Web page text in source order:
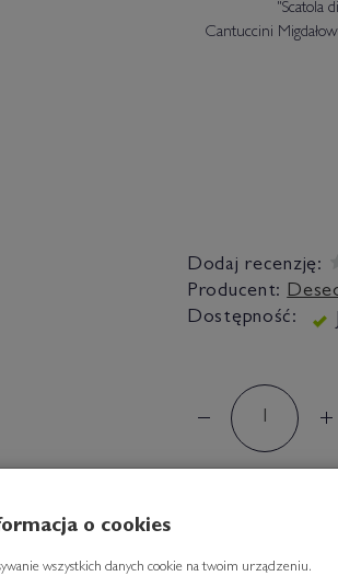
"Scatola
Cantuccini
Dodaj recenzję:
Producent:
Dostępność:
o cookies
wszystkich danych cookie na twoim urządzeniu.